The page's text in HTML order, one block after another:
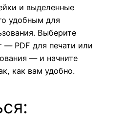
и выделенные
удобным для
Выберите
PDF для печати или
— и начните
как вам удобно.